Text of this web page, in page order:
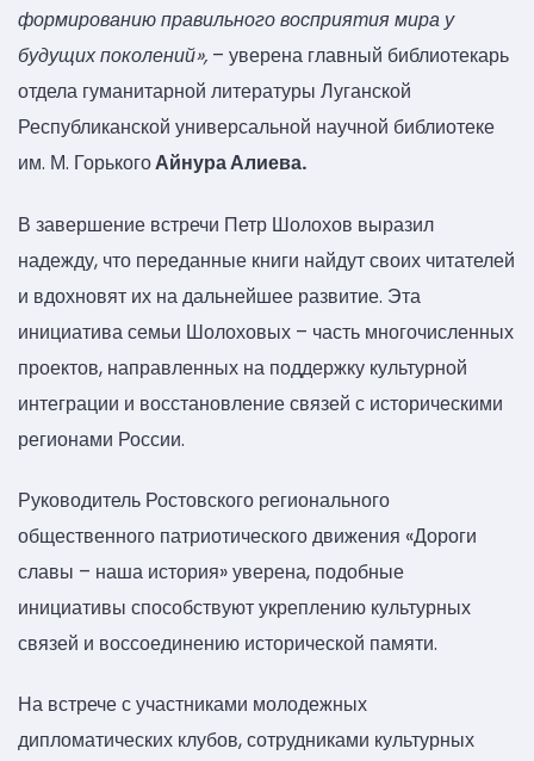
формированию правильного восприятия мира у
будущих поколений», – уверена главный библиотекарь
отдела гуманитарной литературы Луганской
Республиканской универсальной научной библиотеке
им. М. ГорькогоАйнура Алиева.
В завершение встречи Петр Шолохов выразил
надежду, что переданные книги найдут своих читателей
и вдохновят их на дальнейшее развитие. Эта
инициатива семьи Шолоховых – часть многочисленных
проектов, направленных на поддержку культурной
интеграции и восстановление связей с историческими
регионами России.
Руководитель Ростовского регионального
общественного патриотического движения «Дороги
славы – наша история» уверена, подобные
инициативы способствуют укреплению культурных
связей и воссоединению исторической памяти.
На встрече с участниками молодежных
дипломатических клубов, сотрудниками культурных